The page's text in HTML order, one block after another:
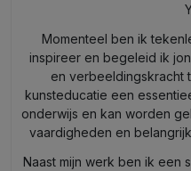
Momenteel ben ik
inspireer en begeleid ik
en verbeeldingskracht
kunsteducatie een
onderwijs en kan worden
vaardigheden en
Naast mijn werk ben ik een